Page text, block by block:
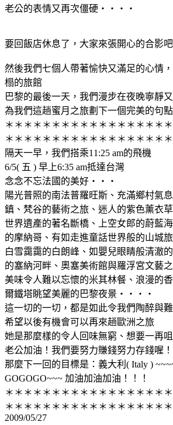
老公的表情又再次僵硬‧‧‧‧
要回飯店休息了，大家來張開心的合影
然後我們七個人帶著愉快又滿足的心情
榻的旅館
巴黎的最後一天，我們漫步在夜晚寧靜
為我們這趟蜜月之旅劃下一個完美的
＊＊＊＊＊＊＊＊＊＊＊＊＊＊＊＊＊
＊＊＊＊＊＊＊＊＊＊＊＊＊＊＊＊＊
隔天一早，我們搭乘11:25 am的飛機
6/5( 五 ) 早上6:35 am抵達台灣
念念不忘法國的美好‧‧‧
陽光普照的南法普羅旺斯、充滿鄉村氣
鎮、梵谷的藝術之旅、迷人的紫色薰衣草
世界遺產的著名斷橋、上空女郎的蔚藍
的摩納哥、有如走進童話世界般的山城
白雪靄靄的白朗峰、如嬰兒眼睛般清澈
的塞納河畔、奧塞美術館與羅浮宮文藝
美味令人難以忘懷的米其林餐、浪漫的
爾鐵塔眺望美麗的巴黎夜景‧‧‧‧
這一切的一切，都是如此令我們陶醉與
希望以後有機會可以再來趟歐洲之旅
她是那麼樣的令人回味無窮、想要一再
老公加油！我們要努力賺錢努力存錢喔！
那麼下一回的目標是：義大利( Italy )
GOGOGO~~~ 加油加油加油！！！
＊＊＊＊＊＊＊＊＊＊＊＊＊＊＊＊＊
＊＊＊＊＊＊＊＊＊＊＊＊＊＊＊＊＊
2009/05/27